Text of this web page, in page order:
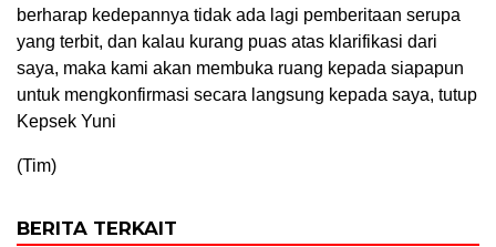
berharap kedepannya tidak ada lagi pemberitaan serupa
yang terbit, dan kalau kurang puas atas klarifikasi dari
saya, maka kami akan membuka ruang kepada siapapun
untuk mengkonfirmasi secara langsung kepada saya, tutup
Kepsek Yuni
(Tim)
BERITA TERKAIT